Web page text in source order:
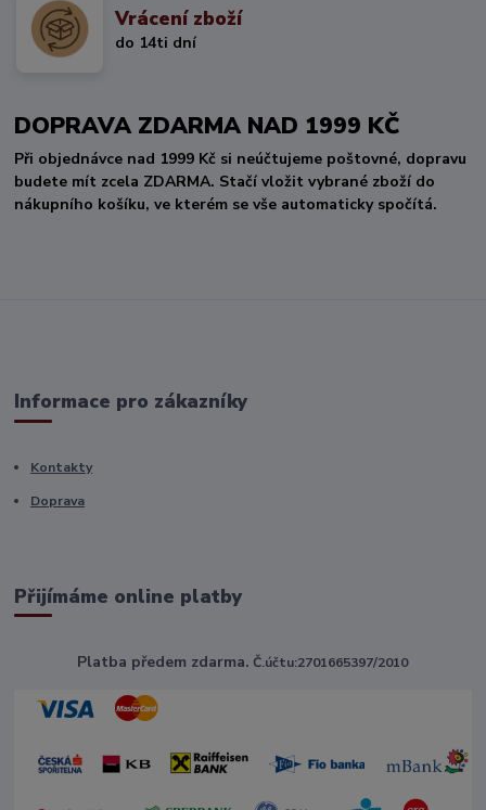
Vrácení zboží
do 14ti dní
DOPRAVA ZDARMA NAD 1999 KČ
Při objednávce nad 1999 Kč si neúčtujeme poštovné, dopravu
budete mít zcela ZDARMA. Stačí vložit vybrané zboží do
nákupního košíku, ve kterém se vše automaticky spočítá.
Informace pro zákazníky
Kontakty
Doprava
Přijímáme online platby
Platba předem zdarma. Č.účtu:2701665397/2010